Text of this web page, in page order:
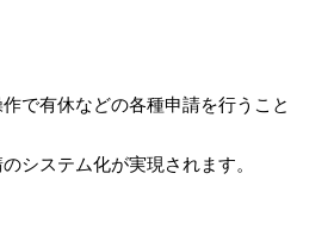
で有休などの各種申請を行うこと
システム化が実現されます。